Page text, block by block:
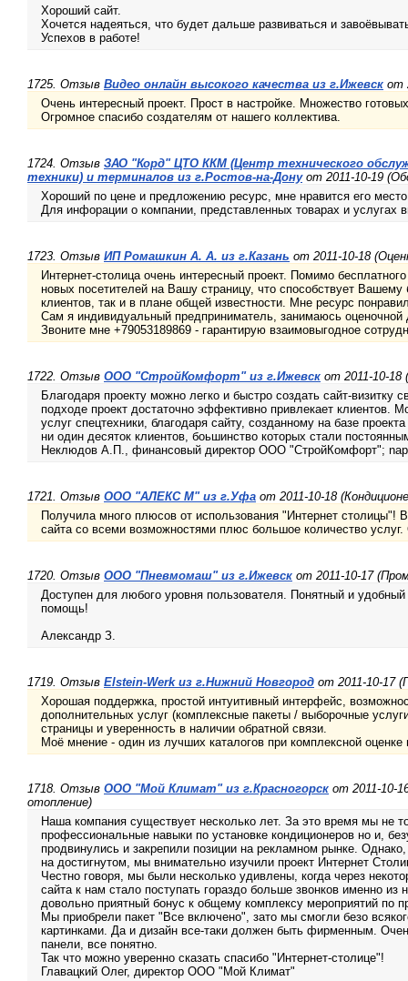
Хороший сайт.
Хочется надеяться, что будет дальше развиваться и
Успехов в работе!
1725. Отзыв Видео онлайн высокого качества из г.Ижевск от
Очень интересный проект. Прост в настройке. Множество
Огромное спасибо создателям от нашего коллектива.
1724. Отзыв ЗАО "Корд" ЦТО ККМ (Центр технического
техники) и терминалов из г.Ростов-на-Донуот 2011-10-19
Хороший по цене и предложению ресурс, мне нравится его
Для инфорации о компании, представленных товарах и услугах
1723. Отзыв ИП Ромашкин А. А. из г.Казань от 2011-10-18
Интернет-столица очень интересный проект. Помимо
новых посетителей на Вашу страницу, что способствует Вашему
клиентов, так и в плане общей известности. Мне ресурс
Сам я индивидуальный предприниматель, занимаюсь оценочной
Звоните мне +79053189869 - гарантирую взаимовыгодное
1722. Отзыв ООО "СтройКомфорт" из г.Ижевск от 2011-10-18
Благодаря проекту можно легко и быстро создать сайт-
подходе проект достаточно эффективно привлекает клиентов.
услуг спецтехники, благодаря сайту, созданному на базе
ни один десяток клиентов, боьшинство которых стали
Неклюдов А.П., финансовый директор ООО "СтройКомфорт";
1721. Отзыв ООО "АЛЕКС М" из г.Уфа от 2011-10-18
Получила много плюсов от использования "Интернет столицы"!
сайта со всеми возможностями плюс большое количество услуг.
1720. Отзыв ООО "Пневмомаш" из г.Ижевск от 2011-10-17
Доступен для любого уровня пользователя. Понятный и
помощь!
Александр З.
1719. Отзыв Elstein-Werk из г.Нижний Новгород от 2011-10-17
Хорошая поддержка, простой интуитивный интерфейс,
дополнительных услуг (комплексные пакеты / выборочные
страницы и уверенность в наличии обратной связи.
Моё мнение - один из лучших каталогов при комплексной оценке
1718. Отзыв ООО "Мой Климат" из г.Красногорск от 2011-10-
отопление)
Наша компания существует несколько лет. За это время мы не
профессиональные навыки по установке кондиционеров но и,
продвинулись и закрепили позиции на рекламном рынке.
на достигнутом, мы внимательно изучили проект Интернет
Честно говоря, мы были несколько удивлены, когда через
сайта к нам стало поступать гораздо больше звонков именно из
довольно приятный бонус к общему комплексу мероприятий по
Мы приобрели пакет "Все включено", зато мы смогли безо
картинками. Да и дизайн все-таки должен быть фирменным.
панели, все понятно.
Так что можно уверенно сказать спасибо "Интернет-столице"!
Главацкий Олег, директор ООО "Мой Климат"